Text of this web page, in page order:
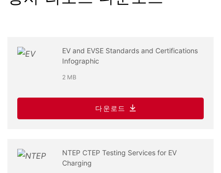
EV and EVSE Standards and Certifications
Infographic
2 MB
다운로드
NTEP CTEP Testing Services for EV
Charging